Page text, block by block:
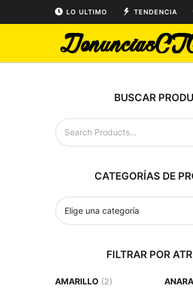
LO ULTIMO TENDENCIA
BUSCAR
CATEGORÍAS DE
FILTRAR POR
AMARILLO (2)